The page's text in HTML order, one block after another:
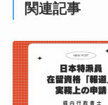
関連記事